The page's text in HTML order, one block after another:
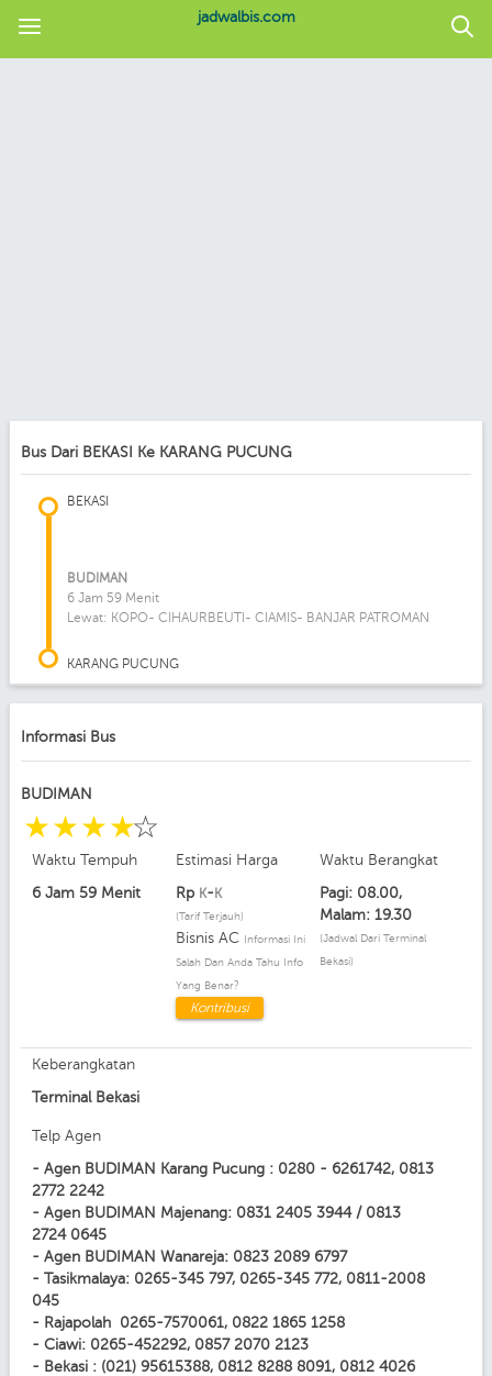
jadwalbis.com
Bus Dari BEKASI Ke KARANG PUCUNG
BEKASI
BUDIMAN
6 Jam 59 Menit
Lewat: KOPO- CIHAURBEUTI- CIAMIS- BANJAR PATROMAN
KARANG PUCUNG
Informasi Bus
BUDIMAN
☆
☆
☆
☆
☆
Waktu Tempuh
6 Jam 59 Menit
Estimasi Harga
Rp K- K
(Tarif Terjauh)
Bisnis AC Informasi Ini
Salah Dan Anda Tahu Info
Yang Benar?
Kontribusi
Waktu Berangkat
Pagi: 08.00,
Malam: 19.30
(Jadwal Dari Terminal
Bekasi)
Keberangkatan
Terminal Bekasi
Telp Agen
- Agen BUDIMAN Karang Pucung : 0280 - 6261742, 0813
2772 2242
- Agen BUDIMAN Majenang: 0831 2405 3944 / 0813
2724 0645
- Agen BUDIMAN Wanareja: 0823 2089 6797
- Tasikmalaya: 0265-345 797, 0265-345 772, 0811-2008
045
- Rajapolah 0265-7570061, 0822 1865 1258
- Ciawi: 0265-452292, 0857 2070 2123
- Bekasi : (021) 95615388, 0812 8288 8091, 0812 4026